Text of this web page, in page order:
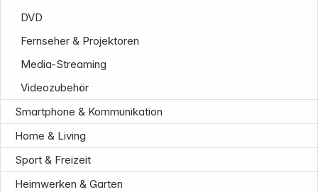
DVD
Fernseher & Projektoren
Media-Streaming
Videozubehör
Smartphone & Kommunikation
Home & Living
Sport & Freizeit
Heimwerken & Garten